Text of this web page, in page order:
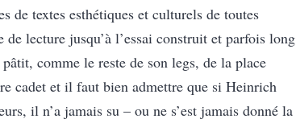
de textes esthétiques et culturels de toutes
lecture jusqu’à l’essai construit et parfois long
comme le reste de son legs, de la place
cadet et il faut bien admettre que si Heinrich
il n’a jamais su – ou ne s’est jamais donné la